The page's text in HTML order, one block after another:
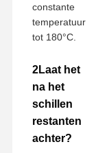
constante
temperatuur
tot 180°C.
2Laat het
na het
schillen
restanten
achter?